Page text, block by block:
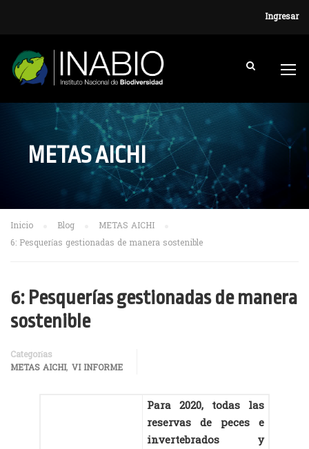
Ingresar
METAS AICHI
Inicio Blog
METAS AICHI
6: Pesquerías gestionadas de manera sostenible
6: Pesquerías gestionadas de manera
sostenible
Categorías
METAS AICHI, VI INFORME
Para 2020, todas las
reservas de peces e
invertebrados y